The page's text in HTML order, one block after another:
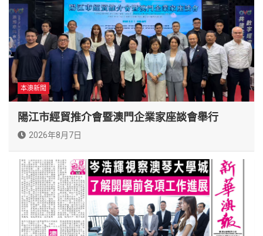
本澳新聞
陽江市經貿推介會暨澳門企業家座談會舉行
2026年8月7日